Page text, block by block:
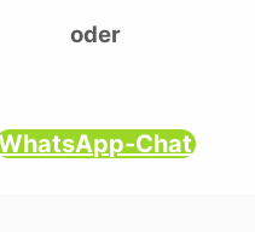
oder
Chat